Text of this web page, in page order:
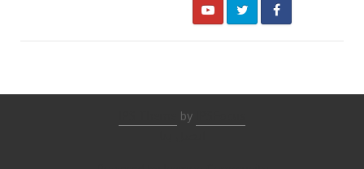
Facebook
Twitter
by